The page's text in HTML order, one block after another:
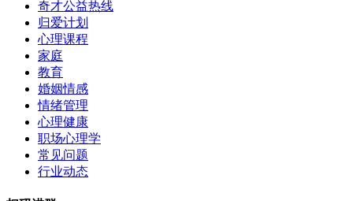
奇才公益热线
归爱计划
心理课程
家庭
教育
婚姻情感
情绪管理
心理健康
职场心理学
常见问题
行业动态